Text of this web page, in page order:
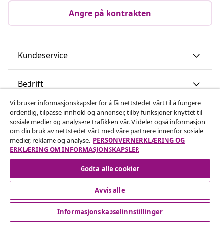
Angre på kontrakten
Kundeservice
Bedrift
vidaXL
Oppdag mer
© 2008-2026 vidaXL www.vidaxl.no er et nettsted av vidaXL
Vi bruker informasjonskapsler for å få nettstedet vårt til å fungere
ordentlig, tilpasse innhold og annonser, tilby funksjoner knyttet til
sosiale medier og analysere trafikken vår. Vi deler også informasjon
om din bruk av nettstedet vårt med våre partnere innenfor sosiale
medier, reklame og analyse. PERSONVERNERKLÆRING OG
ERKLÆRING OM INFORMASJONSKAPSLER
Godta alle cookier
Avvis alle
Informasjonskapselinnstillinger